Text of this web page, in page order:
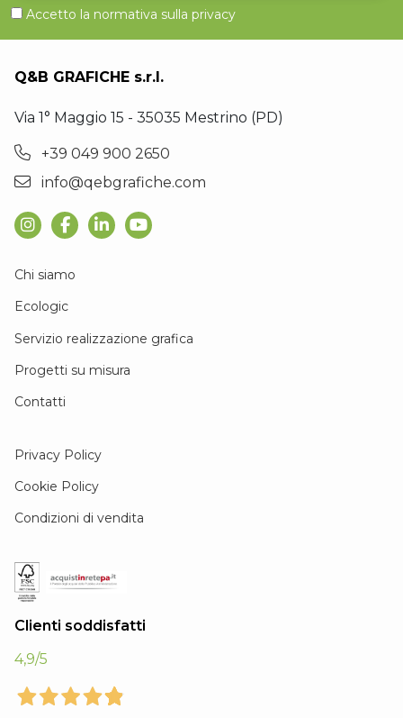
Accetto la normativa sulla privacy
Q&B GRAFICHE s.r.l.
Via 1° Maggio 15 - 35035 Mestrino (PD)
+39 049 900 2650
info@qebgrafiche.com
Chi siamo
Ecologic
Servizio realizzazione grafica
Progetti su misura
Contatti
Privacy Policy
Cookie Policy
Condizioni di vendita
Clienti soddisfatti
4,9/5